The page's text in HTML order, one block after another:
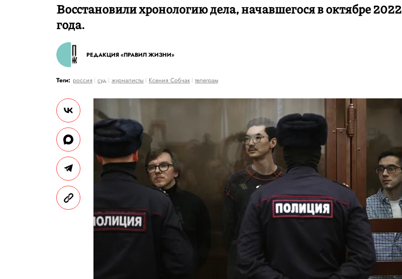
Восстановили хронологию дела, начавшегося в октябре 2022
года.
РЕДАКЦИЯ «ПРАВИЛ ЖИЗНИ»
Теги: россия суд журналисты Ксения Собчак телеграм